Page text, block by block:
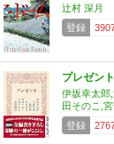
辻村 深月
登録
プレゼン
伊坂幸太郎
田そのこ,
登録